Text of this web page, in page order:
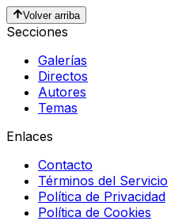
Volver arriba
Secciones
Galerías
Directos
Autores
Temas
Enlaces
Contacto
Términos del Servicio
Política de Privacidad
Política de Cookies